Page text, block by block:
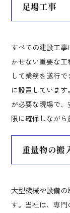
足場工事
すべての建設工
かせない重要な
して業務を遂行
に設置していま
が必要な現場で
限に確保しながら
重量物の搬
大型機械や設備
す。当社は、専